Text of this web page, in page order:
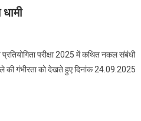
परीक्षा 2025 में कथित नकल संबंधी
की गंभीरता को देखते हुए दिनांक 24.09.2025